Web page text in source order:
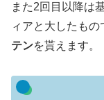
また2回目以降は
ィアと大したも
テンを貰えます。